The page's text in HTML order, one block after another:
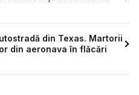
din Texas. Martorii
din aeronava în flăcări